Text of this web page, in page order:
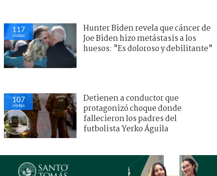
117
visitas
Hunter Biden revela que cáncer de
Joe Biden hizo metástasis a los
huesos: "Es doloroso y debilitante"
107
visitas
Detienen a conductor que
protagonizó choque donde
fallecieron los padres del
futbolista Yerko Águila